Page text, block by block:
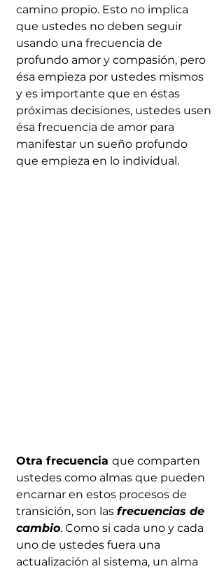
camino propio. Esto no implica
que ustedes no deben seguir
usando una frecuencia de
profundo amor y compasión, pero
ésa empieza por ustedes mismos
y es importante que en éstas
próximas decisiones, ustedes usen
ésa frecuencia de amor para
manifestar un sueño profundo
que empieza en lo individual.
Otra frecuencia que comparten
ustedes como almas que pueden
encarnar en estos procesos de
transición, son las frecuencias de
cambio. Como si cada uno y cada
uno de ustedes fuera una
actualización al sistema, un alma